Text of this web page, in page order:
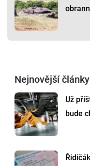
Nejnovější články
Už
bude